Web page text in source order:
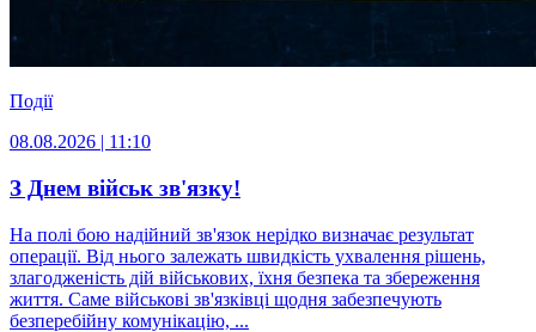
Події
08.08.2026 | 11:10
З Днем військ зв'язку!
На полі бою надійний зв'язок нерідко визначає результат
операції. Від нього залежать швидкість ухвалення рішень,
злагодженість дій військових, їхня безпека та збереження
життя. Саме військові зв'язківці щодня забезпечують
безперебійну комунікацію, ...